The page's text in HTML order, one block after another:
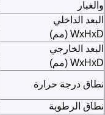
والغبار
البعد الداخلي
WxHxD (مم)
البعد الخارجي
WxHxD (مم)
نطاق درجة حرارة
نطاق الرطوبة